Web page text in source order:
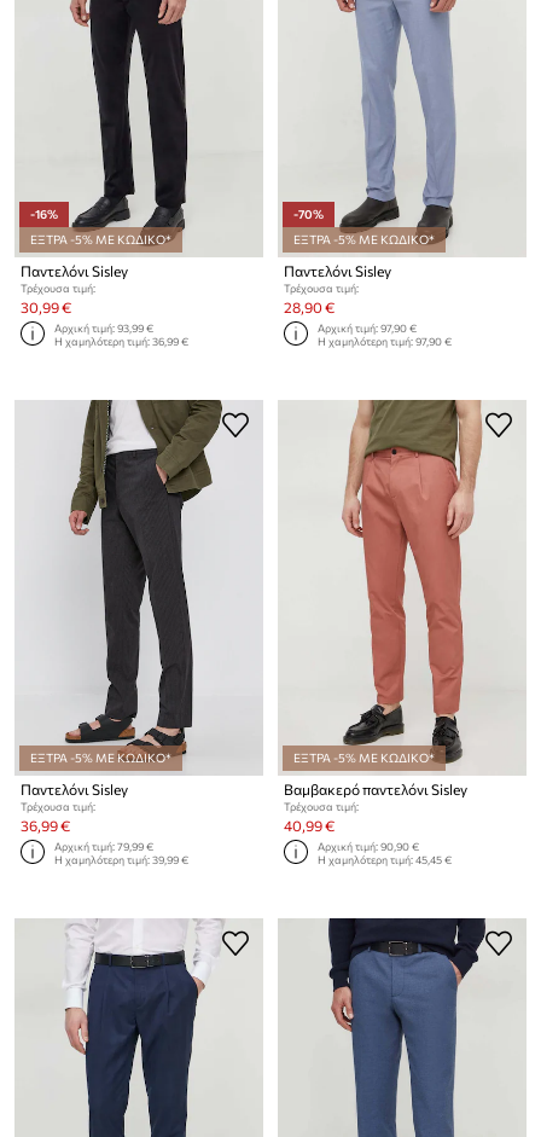
-16%
ΕΞΤΡΑ -5% ΜΕ ΚΩΔΙΚΟ*
Παντελόνι Sisley
Τρέχουσα τιμή:
30,99 €
Αρχική τιμή:93,99 €
Η χαμηλότερη τιμή:36,99 €
-70%
ΕΞΤΡΑ -5% ΜΕ ΚΩΔΙΚΟ*
Παντελόνι Sisley
Τρέχουσα τιμή:
28,90 €
Αρχική τιμή:97,90 €
Η χαμηλότερη τιμή:97,90 €
ΕΞΤΡΑ -5% ΜΕ ΚΩΔΙΚΟ*
Παντελόνι Sisley
Τρέχουσα τιμή:
36,99 €
Αρχική τιμή:79,99 €
Η χαμηλότερη τιμή:39,99 €
ΕΞΤΡΑ -5% ΜΕ ΚΩΔΙΚΟ*
Βαμβακερό παντελόνι Sisley
Τρέχουσα τιμή:
40,99 €
Αρχική τιμή:90,90 €
Η χαμηλότερη τιμή:45,45 €